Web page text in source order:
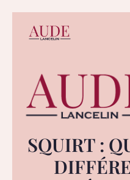
SQUIRT :